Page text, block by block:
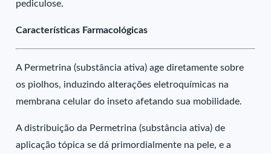
pediculose.
Características Farmacológicas
A Permetrina (substância ativa) age diretamente sobre
os piolhos, induzindo alterações eletroquímicas na
membrana celular do inseto afetando sua mobilidade.
A distribuição da Permetrina (substância ativa) de
aplicação tópica se dá primordialmente na pele, e a